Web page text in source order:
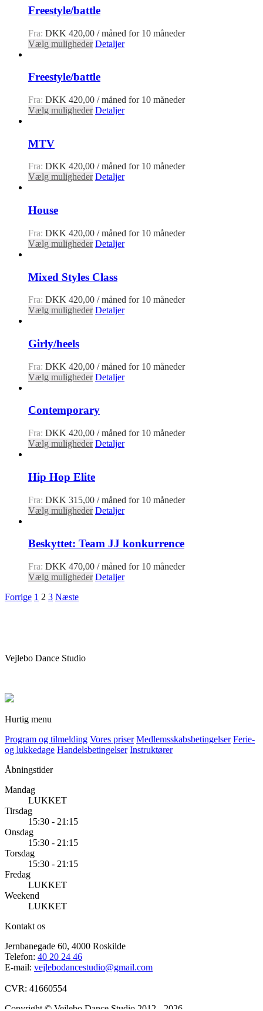
Freestyle/battle
Fra: DKK 420,00 / måned for 10 måneder
Vælg muligheder Detaljer
Freestyle/battle
Fra: DKK 420,00 / måned for 10 måneder
Vælg muligheder Detaljer
MTV
Fra: DKK 420,00 / måned for 10 måneder
Vælg muligheder Detaljer
House
Fra: DKK 420,00 / måned for 10 måneder
Vælg muligheder Detaljer
Mixed Styles Class
Fra: DKK 420,00 / måned for 10 måneder
Vælg muligheder Detaljer
Girly/heels
Fra: DKK 420,00 / måned for 10 måneder
Vælg muligheder Detaljer
Contemporary
Fra: DKK 420,00 / måned for 10 måneder
Vælg muligheder Detaljer
Hip Hop Elite
Fra: DKK 315,00 / måned for 10 måneder
Vælg muligheder Detaljer
Beskyttet: Team JJ konkurrence
Fra: DKK 470,00 / måned for 10 måneder
Vælg muligheder Detaljer
Forrige 1 2 3 Næste
Vejlebo Dance Studio
Hurtig menu
Program og tilmelding Vores priser Medlemsskabsbetingelser Ferie-
og lukkedage Handelsbetingelser Instruktører
Åbningstider
Mandag
LUKKET
Tirsdag
15:30 - 21:15
Onsdag
15:30 - 21:15
Torsdag
15:30 - 21:15
Fredag
LUKKET
Weekend
LUKKET
Kontakt os
Jernbanegade 60, 4000 Roskilde
Telefon: 40 20 24 46
E-mail: vejlebodancestudio@gmail.com
CVR: 41660554
Copyright © Vejlebo Dance Studio 2012 - 2026